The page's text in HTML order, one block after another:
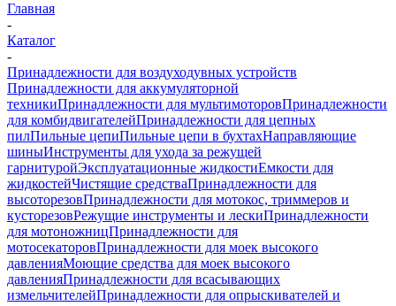
Главная
-
Каталог
-
Принадлежности для воздуходувных устройств
Принадлежности для аккумуляторной
техникиПринадлежности для мультимоторовПринадлежности
для комбидвигателейПринадлежности для цепных
пилПильные цепиПильные цепи в бухтахНаправляющие
шиныИнструменты для ухода за режущей
гарнитуройЭксплуатационные жидкостиЕмкости для
жидкостейЧистящие средстваПринадлежности для
высоторезовПринадлежности для мотокос, триммеров и
кусторезовРежущие инструменты и лескиПринадлежности
для мотоножницПринадлежности для
мотосекаторовПринадлежности для моек высокого
давленияМоющие средства для моек высокого
давленияПринадлежности для всасывающих
измельчителейПринадлежности для опрыскивателей и